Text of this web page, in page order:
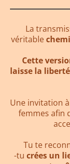
La
véritable
Cette
laisse la
Une invitation
femmes afin
Tu te
-tu crées un